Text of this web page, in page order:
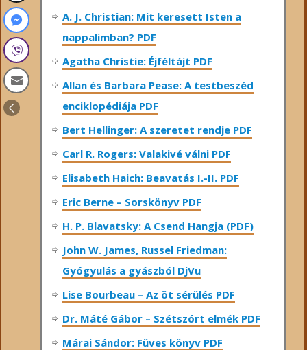
A. J. Christian: Mit keresett Isten a
nappalimban? PDF
Agatha Christie: Éjféltájt PDF
Allan és Barbara Pease: A testbeszéd
enciklopédiája PDF
Bert Hellinger: A ​szeretet rendje PDF
Carl R. Rogers: Valakivé válni PDF
Elisabeth Haich: Beavatás I.-II. PDF
Eric Berne – Sorskönyv PDF
H. P. Blavatsky: A Csend Hangja (PDF)
John W. James, Russel Friedman:
Gyógyulás a gyászból DjVu
Lise Bourbeau – Az öt sérülés PDF
Dr. Máté Gábor – Szétszórt elmék PDF
Márai Sándor: Füves könyv PDF